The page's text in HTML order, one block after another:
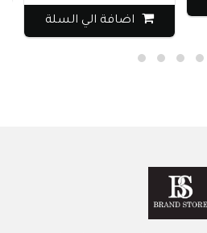
اضافة الي السلة